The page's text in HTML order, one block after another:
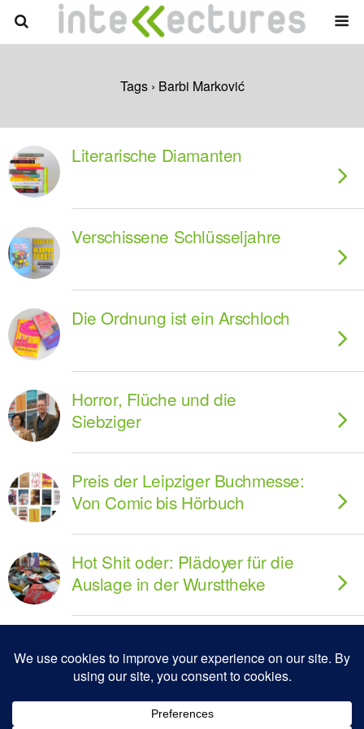
Tags › Barbi Marković
Literarische Diamanten
Verschissene Schlüsseljahre
Die Ordnung ist ein Arschloch
Horror, Flüche und die
Siebziger
Preis der Leipziger Buchmesse:
Von Comic bis Hörbuch
Hot Shit oder: Plädoyer für die
Auslage in der Wursttheke
Zum Seitenanfang
Mobil Desktop